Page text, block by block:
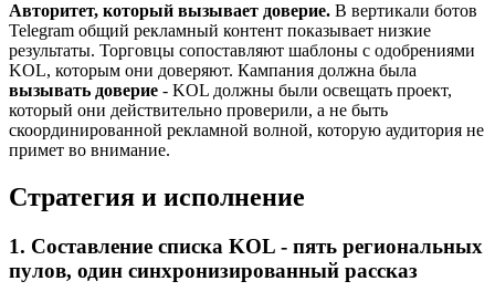
Авторитет, который вызывает доверие. В вертикали ботов
Telegram общий рекламный контент показывает низкие
результаты. Торговцы сопоставляют шаблоны с одобрениями
KOL, которым они доверяют. Кампания должна была
вызывать доверие - KOL должны были освещать проект,
который они действительно проверили, а не быть
скоординированной рекламной волной, которую аудитория не
примет во внимание.
Стратегия и исполнение
1. Составление списка KOL - пять региональных
пулов, один синхронизированный рассказ